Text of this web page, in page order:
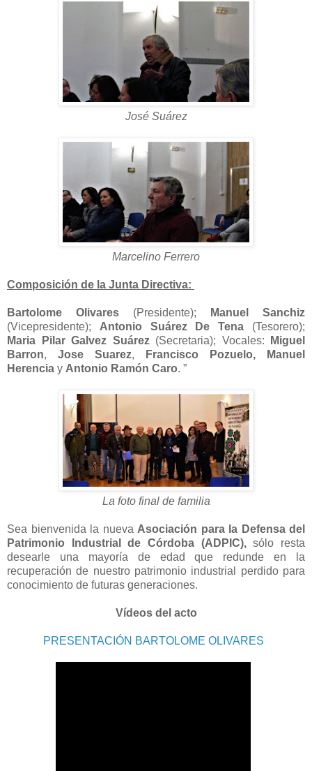
José Suárez
Marcelino Ferrero
Composición de la Junta Directiva:
Bartolome Olivares (Presidente);
Manuel Sanchiz
(Vicepresidente); Antonio Suárez De Tena (Tesorero);
Maria Pilar Galvez Suárez(Secretaria); Vocales:
Miguel
Barron, Jose Suarez, Francisco Pozuelo,
Manuel
Herencia y Antonio Ramón Caro. ”
La foto final de familia
Sea bienvenida la nueva Asociación para la Defensa del
Patrimonio Industrial de Córdoba (ADPIC),sólo resta
desearle una mayoría de edad que redunde en la
recuperación de nuestro patrimonio industrial perdido para
conocimiento de futuras generaciones.
Vídeos del acto
PRESENTACIÓN BARTOLOME OLIVARES